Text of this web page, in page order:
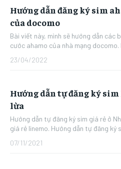
Hướng dẫn đăng ký sim
của docomo
Bài viết này, mình sẽ hướng dẫn các
cước ahamo của nhà mạng docomo.
23/04/2022
Hướng dẫn tự đăng ký
lừa
Hướng dẫn tự đăng ký sim giá rẻ ở
giá rẻ linemo. Hướng dẫn tự đăng ký
07/11/2021